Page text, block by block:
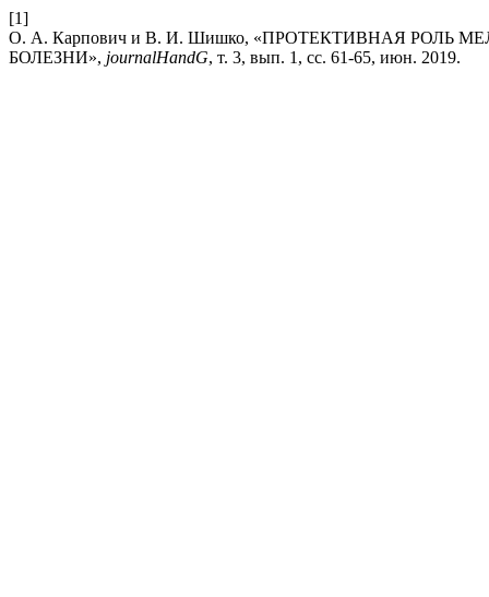
[1]
О. А. Карпович и В. И. Шишко, «ПРОТЕКТИВНАЯ
БОЛЕЗНИ», journalHandG, т. 3, вып. 1, сс. 61-65, июн. 2019.